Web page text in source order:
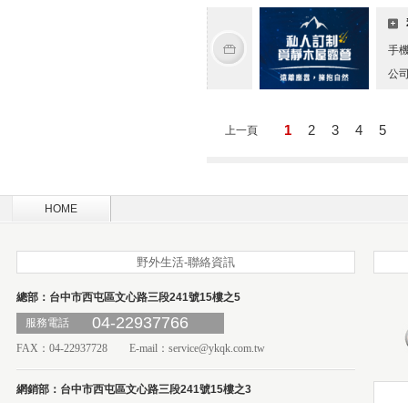
手
公
上一頁 1 2 3 4 5
HOME
野外生活-聯絡資訊
總部：台中市西屯區文心路三段241號15樓之5
服務電話
04-22937766
FAX：04-22937728 E-mail： service@ykqk.com.tw
網銷部：台中市西屯區文心路三段241號15樓之3